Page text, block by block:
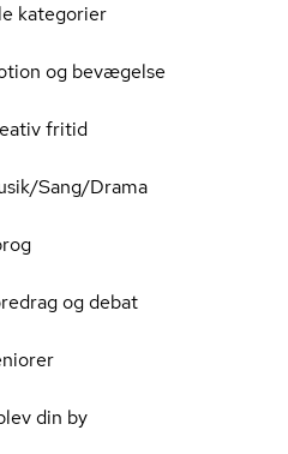
kategorier
og bevægelse
fritid
Sang/Drama
og debat
din by